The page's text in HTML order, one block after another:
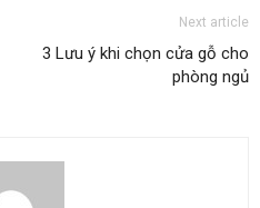
Next article
3 Lưu ý khi chọn cửa gỗ cho
phòng ngủ